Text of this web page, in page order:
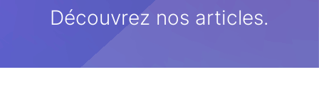
Découvrez nos articles.